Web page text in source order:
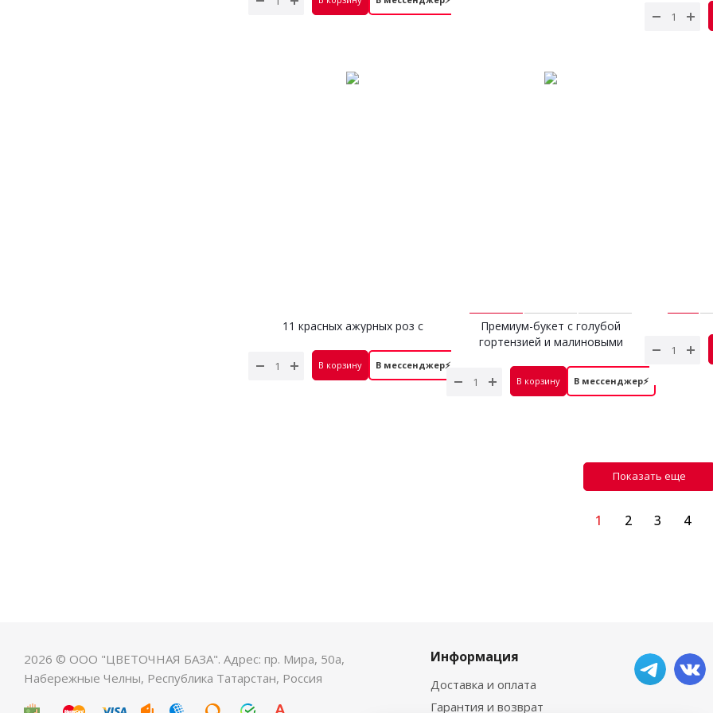
11 красных ажурных роз с
7 100 руб.
В корзину В мессенджер⚡
Премиум-букет с голубой
гортензией и малиновыми
5 700 руб.
В корзину В мессенджер⚡
Показать еще
1 2 3 4
2026 © ООО "ЦВЕТОЧНАЯ БАЗА". Адрес: пр. Мира, 50а,
Набережные Челны, Республика Татарстан, Россия
Информация
Доставка и оплата
Гарантия и возврат